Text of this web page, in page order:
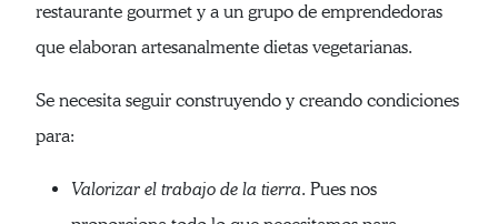
restaurante gourmet y a un grupo de emprendedoras
que elaboran artesanalmente dietas vegetarianas.
Se necesita seguir construyendo y creando condiciones
para:
Valorizar el trabajo de la tierra. Pues nos